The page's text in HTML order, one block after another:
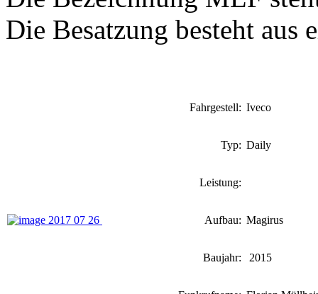
Die Besatzung besteht
Fahrgestell: Iveco
Typ: Daily
Leistung:
Aufbau: Magirus
Baujahr: 2015